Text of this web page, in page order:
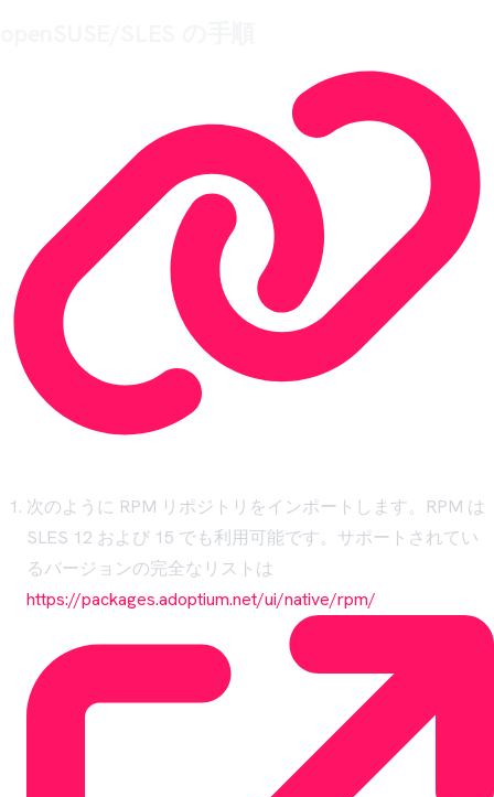
次のように RPM リポジトリをインポートします。RPM は
SLES 12 および 15 でも利用可能です。サポートされてい
るバージョンの完全なリストは
https://packages.adoptium.net/ui/native/rpm/